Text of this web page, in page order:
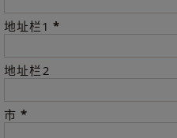
地址栏1 *
地址栏2
市*